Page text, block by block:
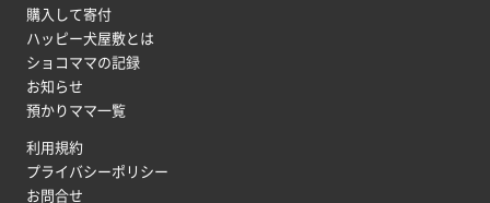
購入して寄付
ハッピー犬屋敷とは
ショコママの記録
お知らせ
預かりママ一覧
利用規約
プライバシーポリシー
お問合せ